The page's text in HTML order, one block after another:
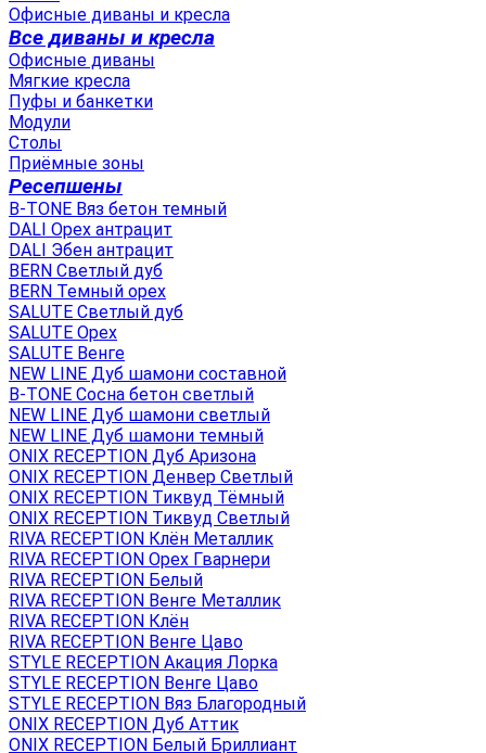
Офисные диваны и кресла
Все диваны и кресла
Офисные диваны
Мягкие кресла
Пуфы и банкетки
Модули
Столы
Приёмные зоны
Ресепшены
B-TONE Вяз бетон темный
DALI Орех антрацит
DALI Эбен антрацит
BERN Светлый дуб
BERN Темный орех
SALUTE Светлый дуб
SALUTE Орех
SALUTE Венге
NEW LINE Дуб шамони составной
B-TONE Сосна бетон светлый
NEW LINE Дуб шамони светлый
NEW LINE Дуб шамони темный
ONIX RECEPTION Дуб Аризона
ONIX RECEPTION Денвер Светлый
ONIX RECEPTION Тиквуд Тёмный
ONIX RECEPTION Тиквуд Светлый
RIVA RECEPTION Клён Металлик
RIVA RECEPTION Орех Гварнери
RIVA RECEPTION Белый
RIVA RECEPTION Венге Металлик
RIVA RECEPTION Клён
RIVA RECEPTION Венге Цаво
STYLE RECEPTION Акация Лорка
STYLE RECEPTION Венге Цаво
STYLE RECEPTION Вяз Благородный
ONIX RECEPTION Дуб Аттик
ONIX RECEPTION Белый Бриллиант